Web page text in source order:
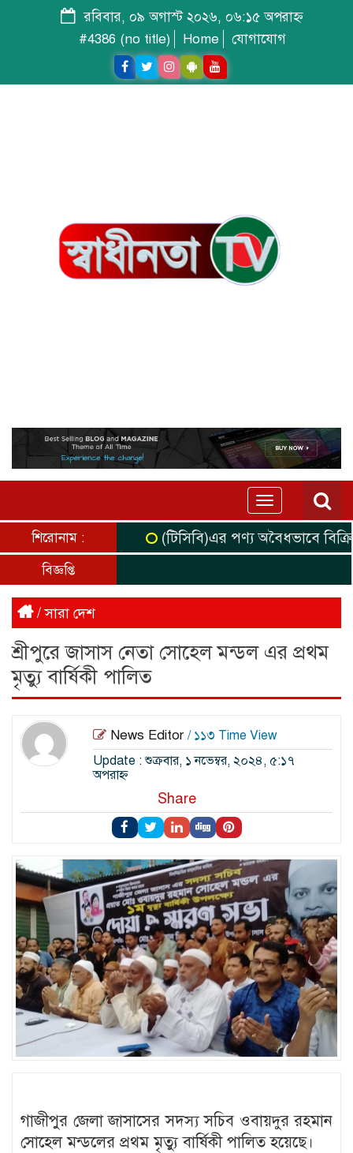
রবিবার, ০৯ অগাস্ট ২০২৬, ০৬:১৫ অপরাহ্ন
#4386 (no title)
Home যোগাযোগ
Toggle
navigation
শিরোনাম :
(টিসিবি)এর পণ্য অবৈধভাবে
বিজ্ঞপ্তি
/সারা দেশ
শ্রীপুরে জাসাস নেতা সোহেল মন্ডল এর প্রথম
মৃত্যু বার্ষিকী পালিত
News Editor / ১১৩ Time View
Update : শুক্রবার, ১ নভেম্বর, ২০২৪, ৫:১৭
অপরাহ্ন
Share
গাজীপুর জেলা জাসাসের সদস্য সচিব ওবায়দুর রহমান
সোহেল মন্ডলের প্রথম মৃত্যু বার্ষিকী পালিত হয়েছে।